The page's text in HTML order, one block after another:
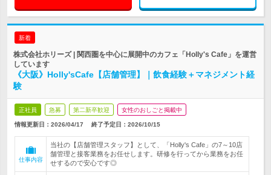
新着
株式会社ホリーズ | 関西圏を中心に展開中のカフェ「Holly's Cafe」を運営
しています
《大阪》Holly'sCafe【店舗管理】｜飲食経験＋マネジメント経
験
正社員 急募 第二新卒歓迎 女性のおしごと掲載中
情報更新日：2026/04/17 終了予定日： 2026/10/15
仕事内容
当社の【店舗管理スタッフ】として、「Holly's Cafe」の7～10店
舗管理と接客業務をお任せします。研修を行ってから業務をお任
せするので安心です◎